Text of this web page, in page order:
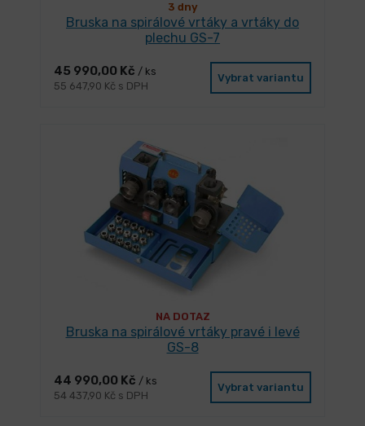
3 dny
Bruska na spirálové vrtáky a vrtáky do
plechu GS-7
45 990,00 Kč / ks
55 647,90 Kč s DPH
Vybrat variantu
NA DOTAZ
Bruska na spirálové vrtáky pravé i levé
GS-8
44 990,00 Kč / ks
54 437,90 Kč s DPH
Vybrat variantu